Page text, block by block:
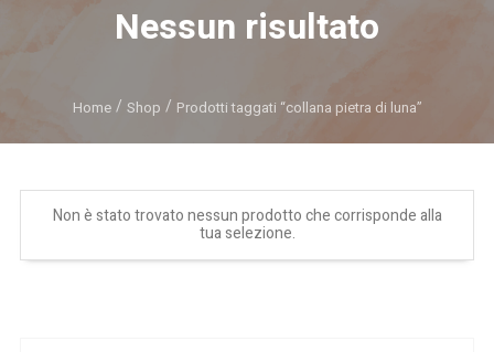
Nessun risultato
Home Shop Prodotti taggati “collana pietra di luna”
Non è stato trovato nessun prodotto che corrisponde alla
tua selezione.